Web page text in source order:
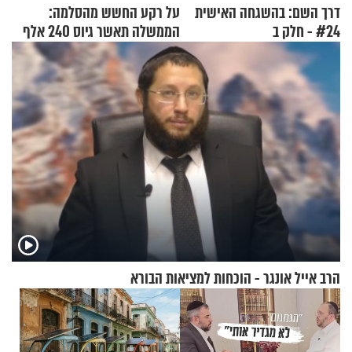
דרך השם: בהשגחה האישית
#24 - חלק ב
על רקע החשש מהסלמה:
הממשלה תאשר גיוס 240 אלף
אנשי מילואים
הרב אייל אונגר - הוכחות למציאות הבורא